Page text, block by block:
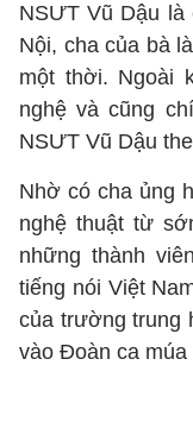
NSƯT Vũ Dậu
Nội, cha của bà
một thời. Ngoài
nghệ và cũng
NSƯT Vũ Dậu
Nhờ có cha ủng
nghệ thuật từ
những thành
tiếng nói Việt
của trường trung
vào Đoàn ca